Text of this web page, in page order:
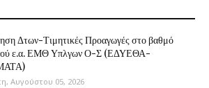
Δτων-Τιμητικές Προαγωγές στο βαθμό
ε.α. ΕΜΘ Υπλγων Ο-Σ (ΕΔΥΕΘΑ-
Αυγούστου 05, 2026